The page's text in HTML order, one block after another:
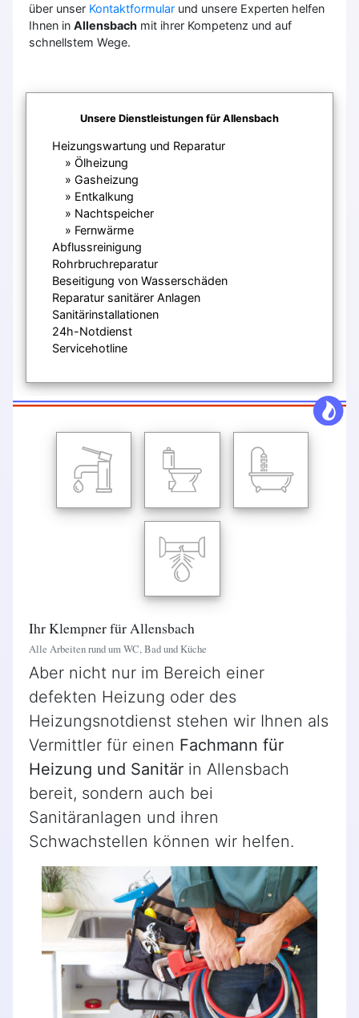
über unser Kontaktformular und unsere Experten helfen
Ihnen in Allensbach mit ihrer Kompetenz und auf
schnellstem Wege.
Unsere Dienstleistungen für Allensbach
Heizungswartung und Reparatur
Ölheizung
Gasheizung
Entkalkung
Nachtspeicher
Fernwärme
Abflussreinigung
Rohrbruchreparatur
Beseitigung von Wasserschäden
Reparatur sanitärer Anlagen
Sanitärinstallationen
24h-Notdienst
Servicehotline
Ihr Klempner für Allensbach
Alle Arbeiten rund um WC, Bad und Küche
Aber nicht nur im Bereich einer
defekten Heizung oder des
Heizungsnotdienst stehen wir Ihnen als
Vermittler für einen Fachmann für
Heizung und Sanitär in Allensbach
bereit, sondern auch bei
Sanitäranlagen und ihren
Schwachstellen können wir helfen.